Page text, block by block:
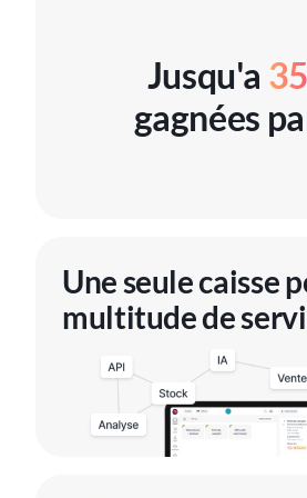
Jusqu'a
gagnées
Une seule caisse
multitude de